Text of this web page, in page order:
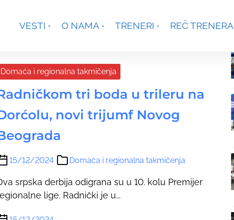
VESTI O NAMA TRENERI REČ TRENERA
Domaća i regionalna takmičenja
tri boda u trileru na
novi trijumf Novog
15/12/2024 Domaća i regionalna takmičenja
srpska derbija odigrana su u 10. kolu Premijer
lige. Radnički je u...